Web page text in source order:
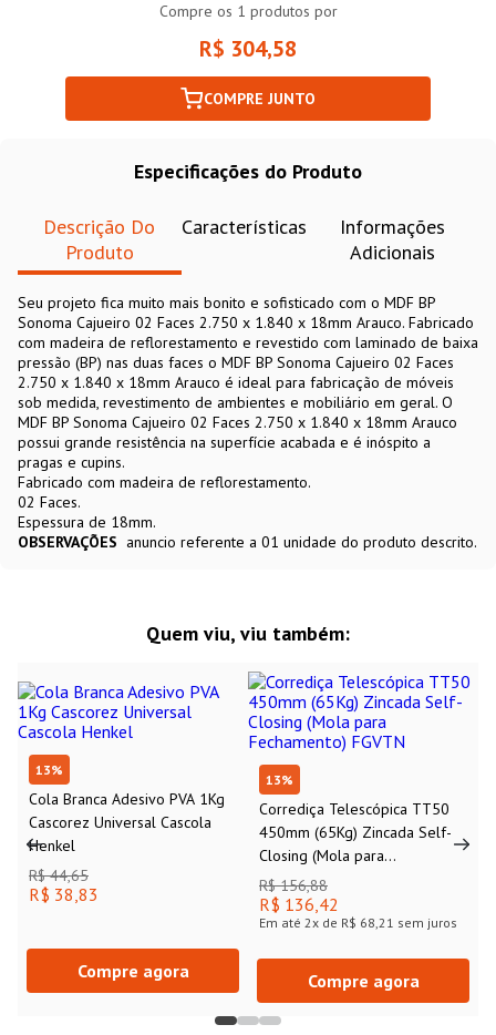
Compre os 1 produtos por
R$ 304,58
COMPRE JUNTO
Especificações do Produto
Descrição Do
Produto
Características
Informações
Adicionais
Seu projeto fica muito mais bonito e sofisticado com o MDF BP
Sonoma Cajueiro 02 Faces 2.750 x 1.840 x 18mm Arauco. Fabricado
com madeira de reflorestamento e revestido com laminado de baixa
pressão (BP) nas duas faces o MDF BP Sonoma Cajueiro 02 Faces
2.750 x 1.840 x 18mm Arauco é ideal para fabricação de móveis
sob medida, revestimento de ambientes e mobiliário em geral. O
MDF BP Sonoma Cajueiro 02 Faces 2.750 x 1.840 x 18mm Arauco
possui grande resistência na superfície acabada e é inóspito a
pragas e cupins.
Fabricado com madeira de reflorestamento.
02 Faces.
Espessura de 18mm.
OBSERVAÇÕES anuncio referente a 01 unidade do produto descrito.
Quem viu, viu também:
13%
Cola Branca Adesivo PVA 1Kg
Cascorez Universal Cascola
Henkel
R$ 44,65
R$ 38,83
Compre agora
13%
Corrediça Telescópica TT50
450mm (65Kg) Zincada Self-
Closing (Mola para
Fechamento) FGVTN
R$ 156,88
R$ 136,42
Em até 2x de R$ 68,21 sem juros
Compre agora